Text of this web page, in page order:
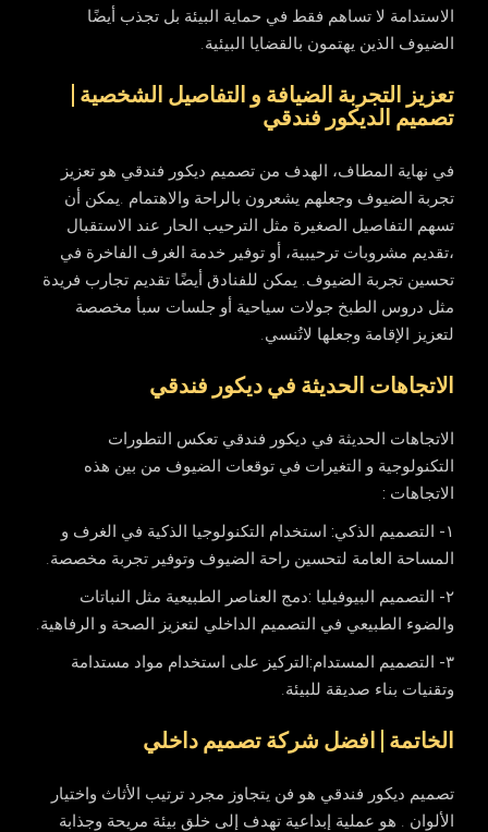
الاستدامة لا تساهم فقط في حماية البيئة بل تجذب أيضًا
الضيوف الذين يهتمون بالقضايا البيئية.
تعزيز التجربة الضيافة و التفاصيل الشخصية |
تصميم الديكور فندقي
في نهاية المطاف، الهدف من تصميم ديكور فندقي هو تعزيز
تجربة الضيوف وجعلهم يشعرون بالراحة والاهتمام .يمكن أن
تسهم التفاصيل الصغيرة مثل الترحيب الحار عند الاستقبال
،تقديم مشروبات ترحيبية، أو توفير خدمة الغرف الفاخرة في
تحسين تجربة الضيوف. يمكن للفنادق أيضًا تقديم تجارب فريدة
مثل دروس الطبخ جولات سياحية أو جلسات سبأ مخصصة
لتعزيز الإقامة وجعلها لاتُنسي.
الاتجاهات الحديثة في ديكور فندقي
الاتجاهات الحديثة في ديكور فندقي تعكس التطورات
التكنولوجية و التغيرات في توقعات الضيوف من بين هذه
الاتجاهات :
١- التصميم الذكي:
استخدام التكنولوجيا الذكية في الغرف و
المساحة العامة لتحسين راحة الضيوف وتوفير تجربة مخصصة.
٢-
التصميم البيوفيليا :دمج العناصر الطبيعية مثل النباتات
والضوء الطبيعي في التصميم الداخلي لتعزيز الصحة و الرفاهية.
٣- التصميم المستدام:
التركيز على استخدام مواد مستدامة
وتقنيات بناء صديقة للبيئة.
الخاتمة | افضل شركة تصميم داخلي
تصميم ديكور فندقي هو فن يتجاوز مجرد ترتيب الأثاث واختيار
الألوان . هو عملية إبداعية تهدف إلى خلق بيئة مريحة وجذابة